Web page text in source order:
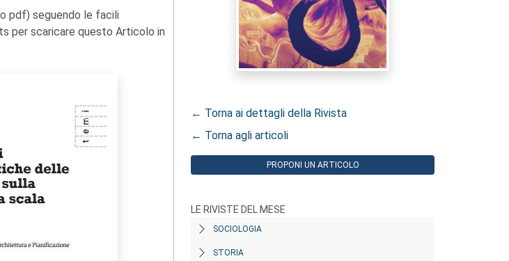
pdf) seguendo le facili
per scaricare questo Articolo in
← Torna ai dettagli della Rivista
← Torna agli articoli
PROPONI UN ARTICOLO
LE RIVISTE DEL MESE
SOCIOLOGIA
STORIA